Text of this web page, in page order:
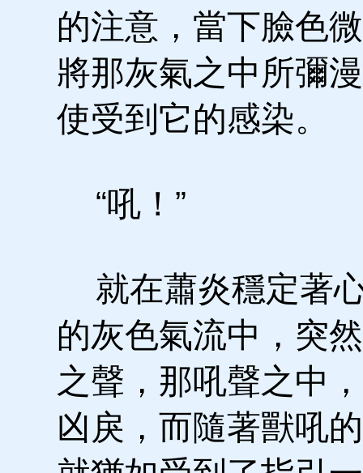
的注意，當下臉色
將那灰氣之中所彌
使受到它的感染。
“吼！”
就在蕭炎穩定著
的灰色氣流中，突
之聲，那吼聲之中
凶戾，而隨著獸吼